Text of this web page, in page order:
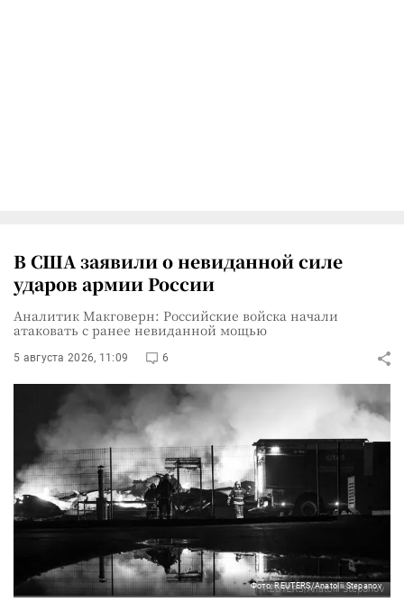
В США заявили о невиданной силе
ударов армии России
Аналитик Макговерн: Российские войска начали
атаковать с ранее невиданной мощью
5 августа 2026, 11:09 6
Фото: REUTERS/Anatolii Stepanov